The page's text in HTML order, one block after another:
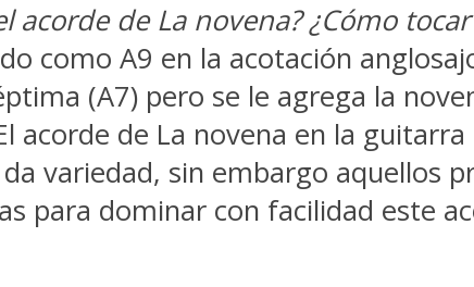
de La novena? ¿Cómo
como A9 en la acotación
(A7) pero se le agrega la
acorde de La novena en la
variedad, sin embargo aquellos
para dominar con facilidad este